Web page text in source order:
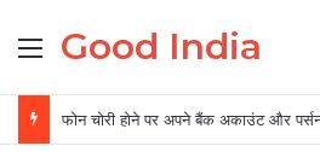
Menu
Good India